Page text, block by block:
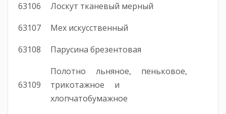
63106
Лоскут тканевый мерный
63107
Мех искусственный
63108
Парусина брезентовая
63109
Полотно льняное, пеньковое,
трикотажное и
хлопчатобумажное